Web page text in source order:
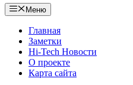
Меню
Главная
Заметки
Hi-Tech Новости
О проекте
Карта сайта